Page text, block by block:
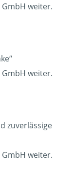
weiter.
weiter.
zuverlässige
weiter.